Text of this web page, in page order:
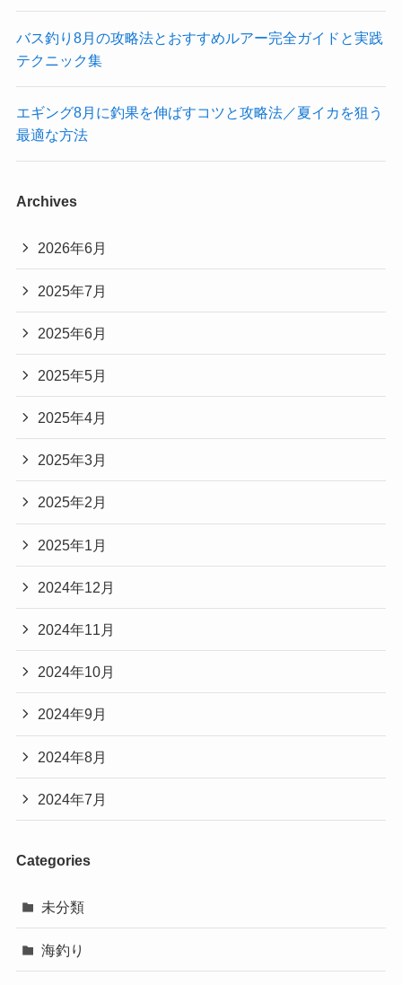
バス釣り8月の攻略法とおすすめルアー完全ガイドと実践
テクニック集
エギング8月に釣果を伸ばすコツと攻略法／夏イカを狙う
最適な方法
Archives
2026年6月
2025年7月
2025年6月
2025年5月
2025年4月
2025年3月
2025年2月
2025年1月
2024年12月
2024年11月
2024年10月
2024年9月
2024年8月
2024年7月
Categories
未分類
海釣り